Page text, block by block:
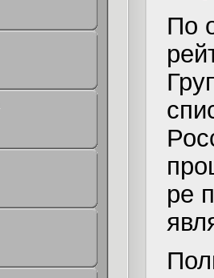
По
ре